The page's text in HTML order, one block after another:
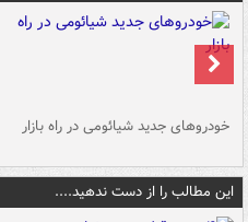
خودروهای جدید شیائومی در راه بازار
این مطالب را از دست ندهید....